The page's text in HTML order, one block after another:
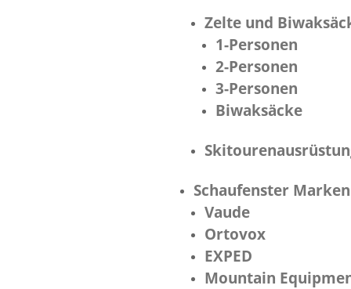
Zelte und
1-Personen
2-Personen
3-Personen
Biwaksäcke
Schaufenster Marken
Vaude
Ortovox
EXPED
Mountain